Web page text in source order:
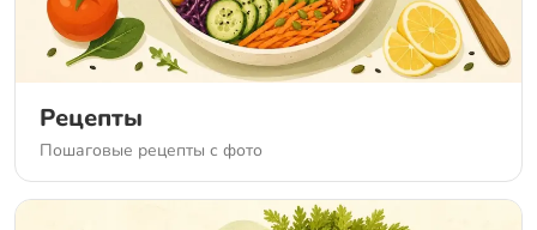
Рецепты
Пошаговые рецепты с фото